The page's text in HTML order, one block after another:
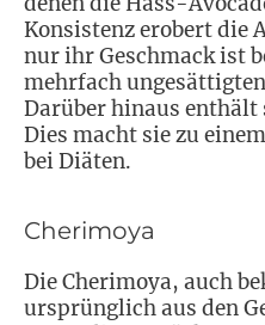
Konsistenz erobert die
nur ihr Geschmack ist
mehrfach
Darüber hinaus
Dies macht sie zu
bei Diäten.
Cherimoya
Die Cherimoya, auch
ursprünglich aus den